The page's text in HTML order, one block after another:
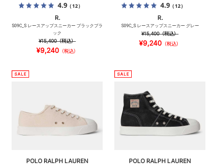
4.9（12）
R.
S09C_S レースアップスニーカー ブラックブラ
ック
¥15,400（税込）
¥9,240（税込）
4.9（12）
R.
S09C_S レースアップスニーカー グレー
¥15,400（税込）
¥9,240（税込）
POLO RALPH LAUREN POLO RALPH LAUREN